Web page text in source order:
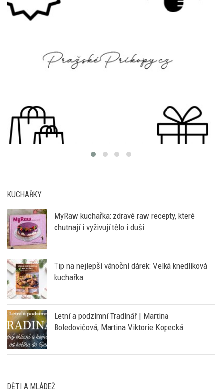
KUCHAŘKY
chutnají i vyživují tělo i duši
kuchařka